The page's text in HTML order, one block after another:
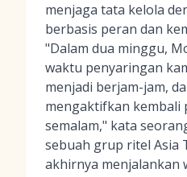
menjaga tata kelola
berbasis peran dan
"Dalam dua minggu,
waktu penyaringan
menjadi berjam-jam,
mengaktifkan kembali
semalam," kata
sebuah grup ritel Asia
akhirnya menjalankan